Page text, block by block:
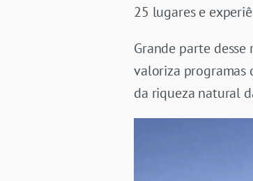
25 lugares e
Grande parte
valoriza programas
da riqueza natural